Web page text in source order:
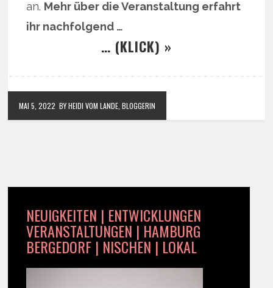
an. Mehr über die Veranstaltung erfahrt
ihr nachfolgend …
… (KLICK) »
MAI 5, 2022 BY HEIDI VOM LANDE, BLOGGERIN
NEUIGKEITEN | ENTWICKLUNGEN
VERANSTALTUNGEN | HAMBURG
BERGEDORF | NISCHEN | LOKAL